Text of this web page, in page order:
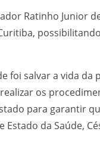
Ratinho
foi salvar a vida
os
para garantir
da Saúde,